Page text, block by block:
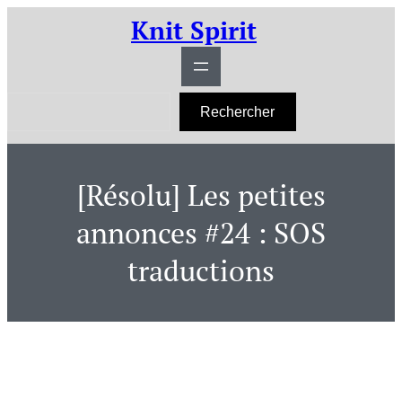
Knit Spirit
h
Rechercher
[Résolu] Les petites
annonces #24 : SOS
traductions